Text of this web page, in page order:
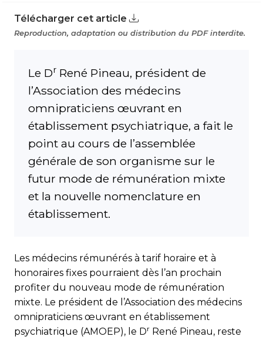
Télécharger cet article
Reproduction, adaptation ou distribution du PDF interdite.
Le Dr René Pineau, président de
l’Association des médecins
omnipraticiens œuvrant en
établissement psychiatrique, a fait le
point au cours de l’assemblée
générale de son organisme sur le
futur mode de rémunération mixte
et la nouvelle nomenclature en
établissement.
Les médecins rémunérés à tarif horaire et à
honoraires fixes pourraient dès l’an prochain
profiter du nouveau mode de rémunération
mixte. Le président de l’Association des médecins
omnipraticiens œuvrant en établissement
psychiatrique (AMOEP), le Dr René Pineau, reste